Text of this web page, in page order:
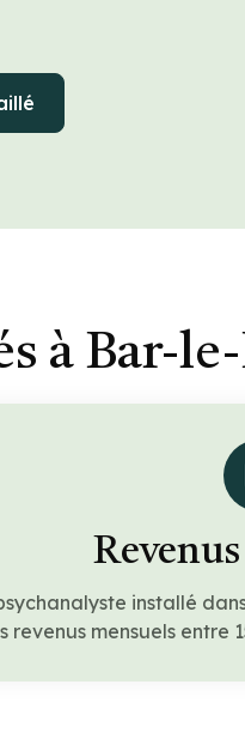
à Bar-
installé
revenus mensuels entre